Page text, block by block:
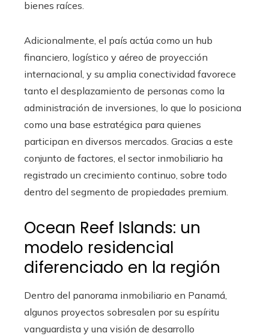
bienes raíces.
Adicionalmente, el país actúa como un hub
financiero, logístico y aéreo de proyección
internacional, y su amplia conectividad favorece
tanto el desplazamiento de personas como la
administración de inversiones, lo que lo posiciona
como una base estratégica para quienes
participan en diversos mercados. Gracias a este
conjunto de factores, el sector inmobiliario ha
registrado un crecimiento continuo, sobre todo
dentro del segmento de propiedades premium.
Ocean Reef Islands: un
modelo residencial
diferenciado en la región
Dentro del panorama inmobiliario en Panamá,
algunos proyectos sobresalen por su espíritu
vanguardista y una visión de desarrollo